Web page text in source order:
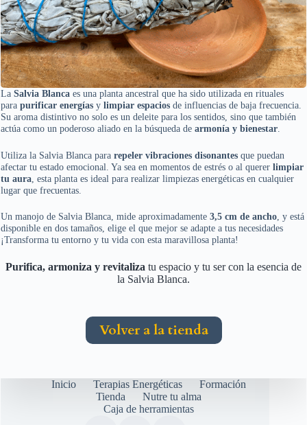
La Salvia Blanca es una planta ancestral que ha sido utilizada en rituales
para purificar energías y limpiar espacios de influencias de baja frecuencia.
Su aroma distintivo no solo es un deleite para los sentidos, sino que también
actúa como un poderoso aliado en la búsqueda de armonía y bienestar
Utiliza la Salvia Blanca para repeler vibraciones disonantes que puedan
afectar tu estado emocional. Ya sea en momentos de estrés o al querer limpiar
tu aura , esta planta es ideal para realizar limpiezas energéticas en cualquier
lugar que frecuentas.
Un manojo de Salvia Blanca, mide aproximadamente 3,5 cm de ancho , y está
disponible en dos tamaños, elige el que mejor se adapte a tus necesidades
¡Transforma tu entorno y tu vida con esta maravillosa planta!
Purifica, armoniza y revitaliza tu espacio y tu ser con la esencia de
la Salvia Blanca.
Volver a la tienda
Inicio Terapias Energéticas
Formación
Tienda
Nutre tu alma
Caja de herramientas